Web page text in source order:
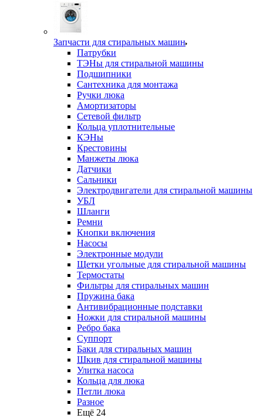
Запчасти для стиральных машин
Патрубки
ТЭНы для стиральной машины
Подшипники
Сантехника для монтажа
Ручки люка
Амортизаторы
Сетевой фильтр
Кольца уплотнительные
КЭНы
Крестовины
Манжеты люка
Датчики
Сальники
Электродвигатели для стиральной машины
УБЛ
Шланги
Ремни
Кнопки включения
Насосы
Электронные модули
Щетки угольные для стиральной машины
Термостаты
Фильтры для стиральных машин
Пружина бака
Антивибрационные подставки
Ножки для стиральной машины
Ребро бака
Суппорт
Баки для стиральных машин
Шкив для стиральной машины
Улитка насоса
Кольца для люка
Петли люка
Разное
Ещё 24